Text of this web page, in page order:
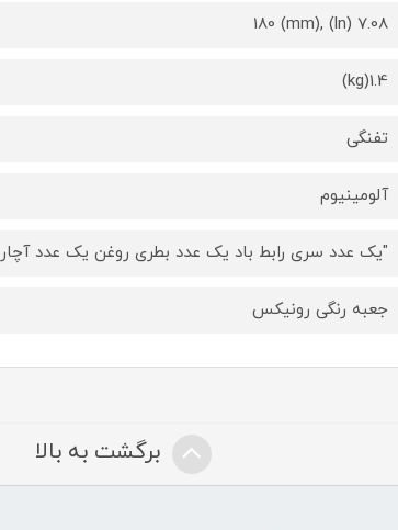
7.08 (ln) ,180 (mm)
1.4(kg)
تفنگی
آلومینیوم
"یک عدد سری رابط باد یک عدد بطری روغن یک عدد
جعبه رنگی رونیکس
برگشت به بالا